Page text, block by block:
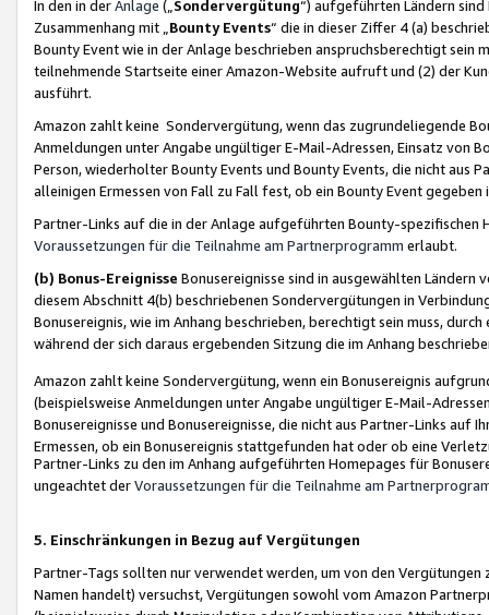
In den in derAnlage („ Sondervergütung“) aufgeführten Ländern
Zusammenhang mit „ Bounty Events“ die in dieser Ziffer 4 (a)
Bounty Event wie in der Anlage beschrieben anspruchsberechtigt sein
teilnehmende Startseite einer Amazon-Website aufruft und (2) der
ausführt.
Amazon zahlt keine Sondervergütung, wenn das zugrundeliegende
Anmeldungen unter Angabe ungültiger E-Mail-Adressen, Einsatz von
Person, wiederholter Bounty Events und Bounty Events, die nicht
alleinigen Ermessen von Fall zu Fall fest, ob ein Bounty Event
Partner-Links auf die in der Anlage aufgeführten Bounty-spezifischen
Voraussetzungen für die Teilnahme am Partnerprogramm erlaubt.
(b) Bonus-Ereignisse Bonusereignisse sind in ausgewählten Ländern
diesem Abschnitt 4(b) beschriebenen Sondervergütungen in
Bonusereignis, wie im Anhang beschrieben, berechtigt sein muss,
während der sich daraus ergebenden Sitzung die im Anhang
Amazon zahlt keine Sondervergütung, wenn ein Bonusereignis
(beispielsweise Anmeldungen unter Angabe ungültiger E-Mail-
Bonusereignisse und Bonusereignisse, die nicht aus Partner-Links auf
Ermessen, ob ein Bonusereignis stattgefunden hat oder ob eine
Partner-Links zu den im Anhang aufgeführten Homepages für
ungeachtet derVoraussetzungen für die Teilnahme am
5. Einschränkungen in Bezug auf Vergütungen
Partner-Tags sollten nur verwendet werden, um von den
Namen handelt) versuchst, Vergütungen sowohl vom Amazon